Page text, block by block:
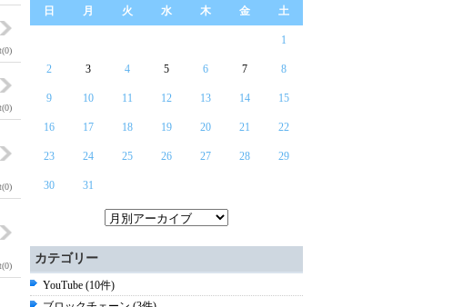
日 月 火 水 木 金 土
1
2 3 4 5 6 7 8
9 10 11 12 13 14 15
16 17 18 19 20 21 22
23 24 25 26 27 28 29
30 31
カテゴリー
YouTube (10件)